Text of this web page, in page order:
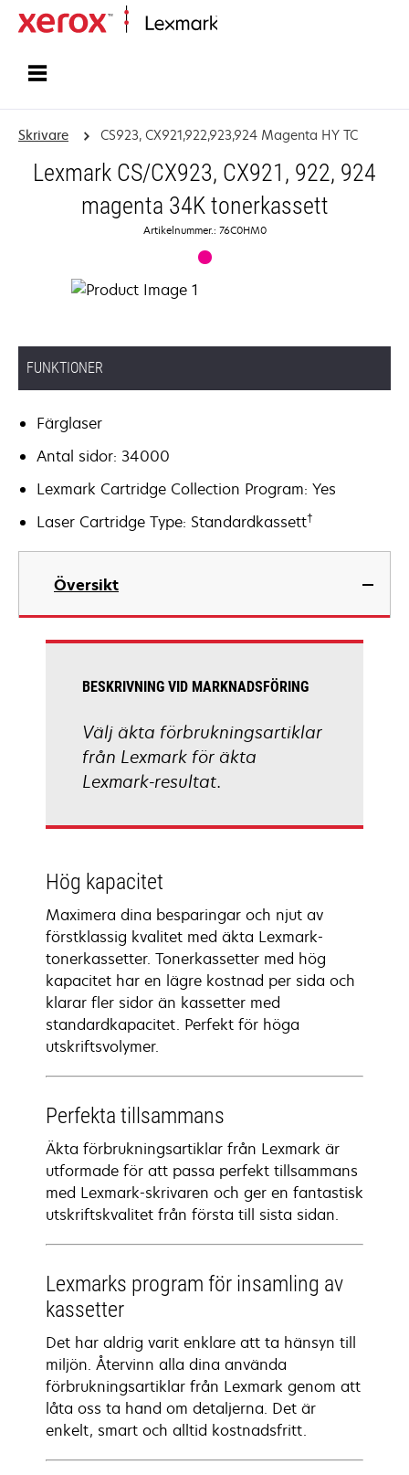
Skrivare CS923, CX921,922,923,924 Magenta HY TC
Lexmark CS/CX923, CX921, 922, 924
magenta 34K tonerkassett
Artikelnummer.: 76C0HM0
FUNKTIONER
Färglaser
Antal sidor: 34000
Lexmark Cartridge Collection Program: Yes
Laser Cartridge Type: Standardkassett†
Översikt
BESKRIVNING VID MARKNADSFÖRING
Välj äkta förbrukningsartiklar
från Lexmark för äkta
Lexmark-resultat.
Hög kapacitet
Maximera dina besparingar och njut av
förstklassig kvalitet med äkta Lexmark-
tonerkassetter. Tonerkassetter med hög
kapacitet har en lägre kostnad per sida och
klarar fler sidor än kassetter med
standardkapacitet. Perfekt för höga
utskriftsvolymer.
Perfekta tillsammans
Äkta förbrukningsartiklar från Lexmark är
utformade för att passa perfekt tillsammans
med Lexmark-skrivaren och ger en fantastisk
utskriftskvalitet från första till sista sidan.
Lexmarks program för insamling av
kassetter
Det har aldrig varit enklare att ta hänsyn till
miljön. Återvinn alla dina använda
förbrukningsartiklar från Lexmark genom att
låta oss ta hand om detaljerna. Det är
enkelt, smart och alltid kostnadsfritt.